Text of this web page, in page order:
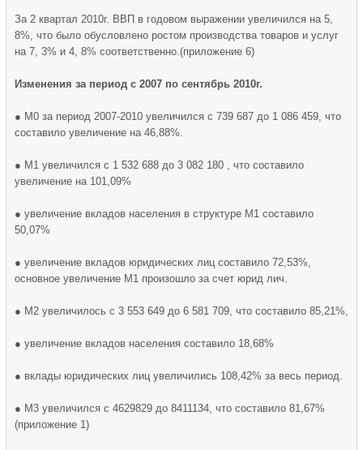
За 2 квартал 2010г. ВВП в годовом выражении увеличился на 5,
8%, что было обусловлено ростом производства товаров и услуг
на 7, 3% и 4, 8% соответственно.(приложение 6)
Изменения за период с 2007 по сентябрь 2010г.
● М0 за период 2007-2010 увеличился с 739 687 до 1 086 459, что
составило увеличение на 46,88%.
● М1 увеличился с 1 532 688 до 3 082 180 , что составило
увеличение на 101,09%
● увеличение вкладов населения в структуре М1 составило
50,07%
● увеличение вкладов юридических лиц составило 72,53%,
основное увеличение М1 произошло за счет юрид лич.
● М2 увеличилось с 3 553 649 до 6 581 709, что составило 85,21%,
● увеличение вкладов населения составило 18,68%
● вклады юридических лиц увеличились 108,42% за весь период.
● М3 увеличился с 4629829 до 8411134, что составило 81,67%
(приложение 1)